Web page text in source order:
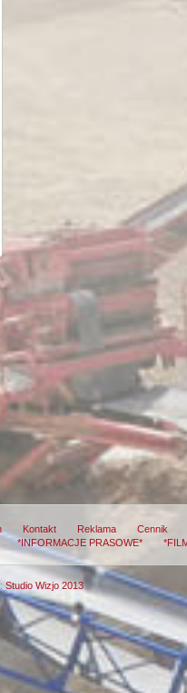
Kontakt Reklama
Cennik
*INFORMACJE PRASOWE*
Studio Wizjo 2013